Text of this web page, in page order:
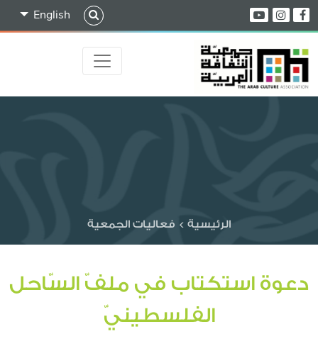
English
الرئيسية > فعاليات الجمعية
دعوة استكتاب في ملفّ السّاحل
الفلسطينيّ